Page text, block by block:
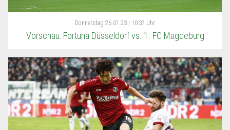
Donnerstag 26.01.23 | 10:37 Uhr
Vorschau: Fortuna Düsseldorf vs. 1. FC Magdeburg